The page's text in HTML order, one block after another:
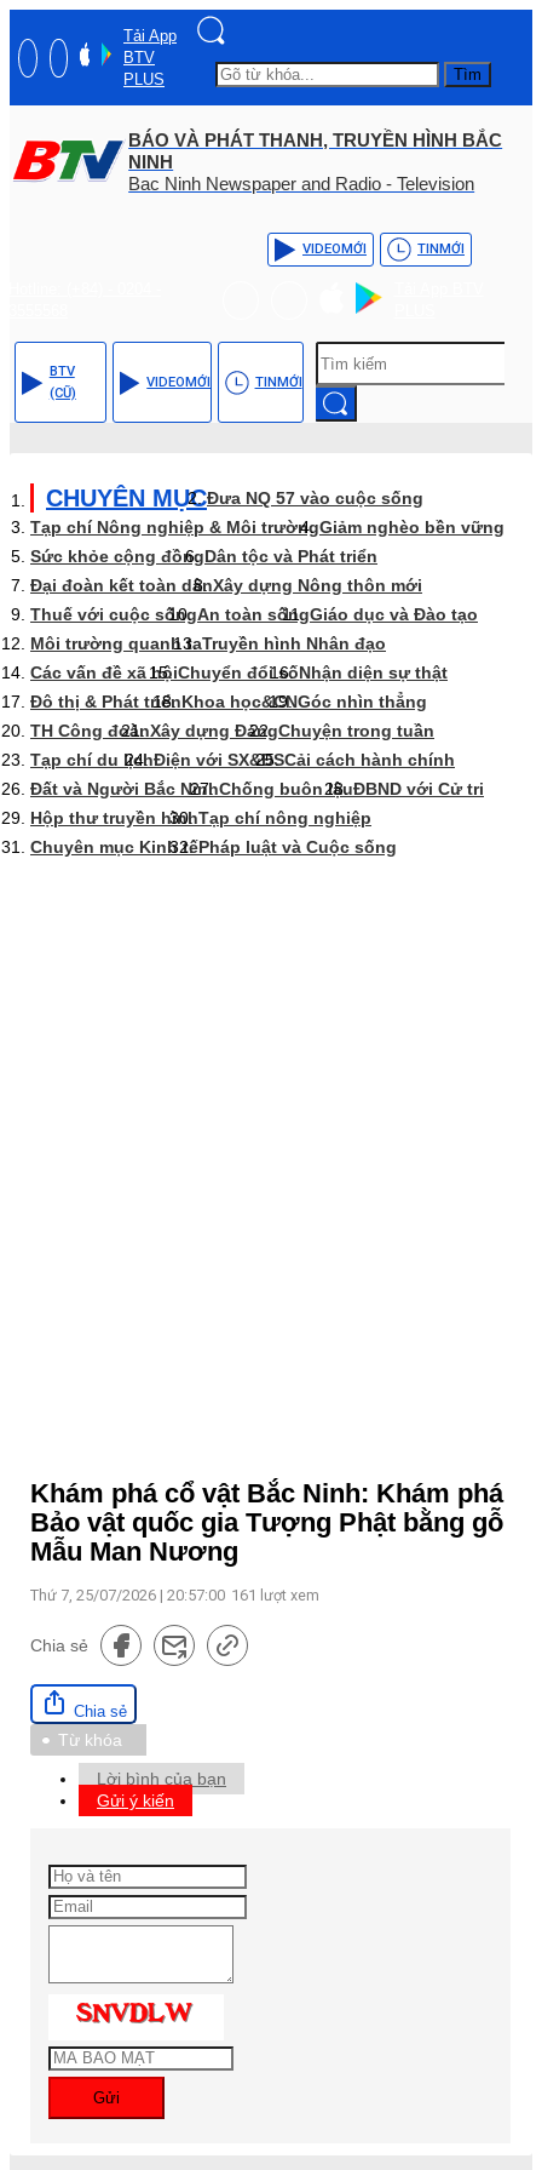
Tải App
BTV
PLUS
Tìm
BÁO VÀ PHÁT THANH, TRUYỀN HÌNH BẮC
NINH
Bac Ninh Newspaper and Radio - Television
VIDEOMỚI TINMỚI
BTV
(CŨ)
VIDEOMỚI TINMỚI
CHUYÊN MỤCĐưa NQ 57 vào cuộc sống
Tạp chí Nông nghiệp & Môi trườngGiảm nghèo bền vững
Sức khỏe cộng đồngDân tộc và Phát triển
Đại đoàn kết toàn dânXây dựng Nông thôn mới
Thuế với cuộc sốngAn toàn sốngGiáo dục và Đào tạo
Môi trường quanh taTruyền hình Nhân đạo
Các vấn đề xã hộiChuyển đổi sốNhận diện sự thật
Đô thị & Phát triểnKhoa học&CNGóc nhìn thẳng
TH Công đoànXây dựng ĐảngChuyện trong tuần
Tạp chí du lịchĐiện với SX&ĐSCải cách hành chính
Đất và Người Bắc NinhChống buôn lậuĐBND với Cử tri
Hộp thư truyền hìnhTạp chí nông nghiệp
Chuyên mục Kinh tếPháp luật và Cuộc sống
Khám phá cổ vật Bắc Ninh: Khám phá
Bảo vật quốc gia Tượng Phật bằng gỗ
Mẫu Man Nương
Thứ 7, 25/07/2026 | 20:57:00 161 lượt xem
Chia sẻ
Chia sẻ
Từ khóa
Lời bình của bạn
Gửi ý kiến
Gửi